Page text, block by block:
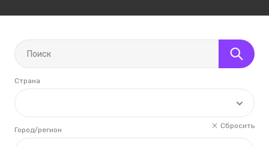
Страна
Сбросить
Город/регион